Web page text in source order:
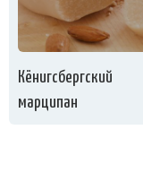
Кёнигсбергский
марципан